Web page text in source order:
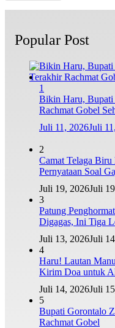
Popular Post
1
Bikin Haru, Bupati
Rachmat Gobel
Juli 11, 2026Juli
2
Camat Telaga
Pernyataan Soal
Juli 19, 2026Juli
3
Patung
Digagas, Ini Tiga
Juli 13, 2026Juli
4
Haru! Lautan
Kirim Doa untuk
Juli 14, 2026Juli
5
Bupati Gorontalo
Rachmat Gobel